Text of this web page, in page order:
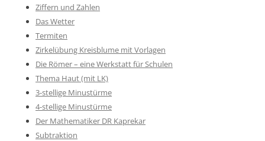
Ziffern und Zahlen
Das Wetter
Termiten
Zirkelübung Kreisblume mit Vorlagen
Die Römer – eine Werkstatt für Schulen
Thema Haut (mit LK)
3-stellige Minustürme
4-stellige Minustürme
Der Mathematiker DR Kaprekar
Subtraktion